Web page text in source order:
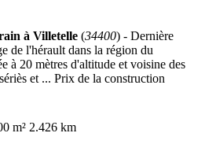
à Villetelle (34400) - Dernière
de l'hérault dans la région du
à 20 mètres d'altitude et voisine des
et ... Prix de la construction
m² 2.426 km